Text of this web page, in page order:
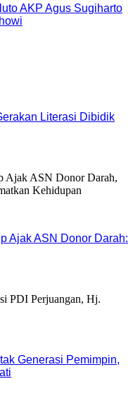
AKP Agus Sugiharto
Literasi Dibidik
Ajak ASN Donor Darah:
Generasi Pemimpin,